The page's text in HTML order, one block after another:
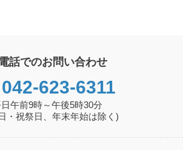
話でのお問い合わせ
042-623-6311
午前9時～午後5時30分
・祝祭日、年末年始は除く)